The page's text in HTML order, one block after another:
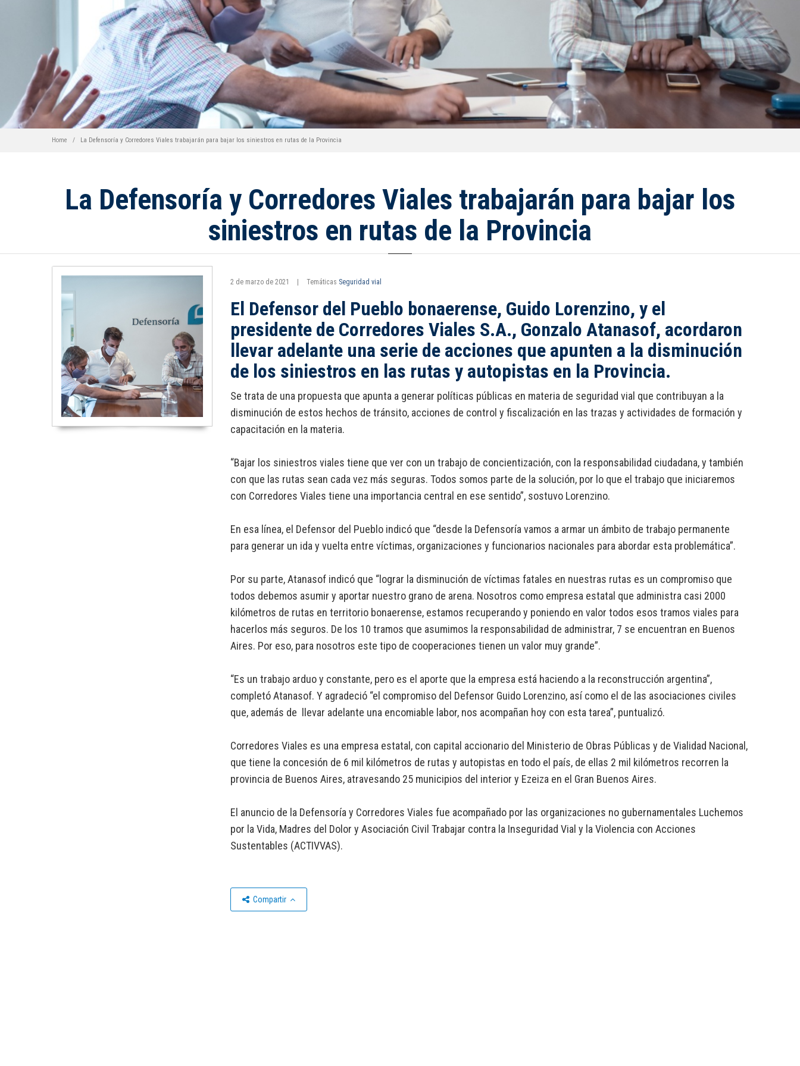
Home La Defensoría y Corredores Viales trabajarán para bajar los siniestros en rutas de la Provincia
La Defensoría y Corredores Viales trabajarán para bajar los
siniestros en rutas de la Provincia
2 de marzo de 2021 Temáticas Seguridad vial
El Defensor del Pueblo bonaerense, Guido Lorenzino, y el
presidente de Corredores Viales S.A., Gonzalo Atanasof, acordaron
llevar adelante una serie de acciones que apunten a la disminución
de los siniestros en las rutas y autopistas en la Provincia.
Se trata de una propuesta que apunta a generar políticas públicas en materia de seguridad vial que contribuyan a la
disminución de estos hechos de tránsito, acciones de control y fiscalización en las trazas y actividades de formación y
capacitación en la materia.
“Bajar los siniestros viales tiene que ver con un trabajo de concientización, con la responsabilidad ciudadana, y también
con que las rutas sean cada vez más seguras. Todos somos parte de la solución, por lo que el trabajo que iniciaremos
con Corredores Viales tiene una importancia central en ese sentido”, sostuvo Lorenzino.
En esa línea, el Defensor del Pueblo indicó que “desde la Defensoría vamos a armar un ámbito de trabajo permanente
para generar un ida y vuelta entre víctimas, organizaciones y funcionarios nacionales para abordar esta problemática”.
Por su parte, Atanasof indicó que “lograr la disminución de víctimas fatales en nuestras rutas es un compromiso que
todos debemos asumir y aportar nuestro grano de arena. Nosotros como empresa estatal que administra casi 2000
kilómetros de rutas en territorio bonaerense, estamos recuperando y poniendo en valor todos esos tramos viales para
hacerlos más seguros. De los 10 tramos que asumimos la responsabilidad de administrar, 7 se encuentran en Buenos
Aires. Por eso, para nosotros este tipo de cooperaciones tienen un valor muy grande”.
“Es un trabajo arduo y constante, pero es el aporte que la empresa está haciendo a la reconstrucción argentina”,
completó Atanasof. Y agradeció “el compromiso del Defensor Guido Lorenzino, así como el de las asociaciones civiles
que, además de llevar adelante una encomiable labor, nos acompañan hoy con esta tarea”, puntualizó.
Corredores Viales es una empresa estatal, con capital accionario del Ministerio de Obras Públicas y de Vialidad Nacional,
que tiene la concesión de 6 mil kilómetros de rutas y autopistas en todo el país, de ellas 2 mil kilómetros recorren la
provincia de Buenos Aires, atravesando 25 municipios del interior y Ezeiza en el Gran Buenos Aires.
El anuncio de la Defensoría y Corredores Viales fue acompañado por las organizaciones no gubernamentales Luchemos
por la Vida, Madres del Dolor y Asociación Civil Trabajar contra la Inseguridad Vial y la Violencia con Acciones
Sustentables (ACTIVVAS).
Compartir